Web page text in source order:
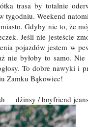
trasa by totalnie
tygodniu. Weekend
Gdyby nie to, że
Jeśli nie jesteście
pojazdów jestem w
nie byłoby to samo.
To dobre nawyki i
Zamku Bąkowiec!
dżinsy / boyfriend